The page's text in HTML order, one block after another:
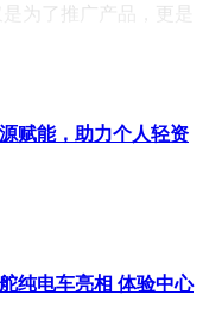
为了推广产品，更是
味。太原酒厂携晋泉
展会让更多山东消费
山西水塔醋业则带来
场化进程中焕发新
非遗黎侯虎传承人李
新产品，让传统技艺
赋能，助力个人轻资
纯电车亮相 体验中心